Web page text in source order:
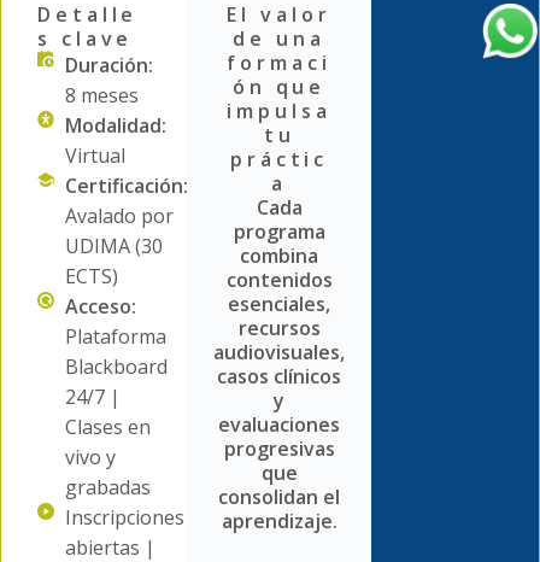
Detalle
s clave
Duración:
8 meses
Modalidad:
Virtual
Certificación:
Avalado por
UDIMA (30
ECTS)
Acceso:
Plataforma
Blackboard
24/7 |
Clases en
vivo y
grabadas
Inscripciones
abiertas |
El valor
de una
formaci
ón que
impulsa
tu
práctic
a
Cada
programa
combina
contenidos
esenciales,
recursos
audiovisuales,
casos clínicos
y
evaluaciones
progresivas
que
consolidan el
aprendizaje.